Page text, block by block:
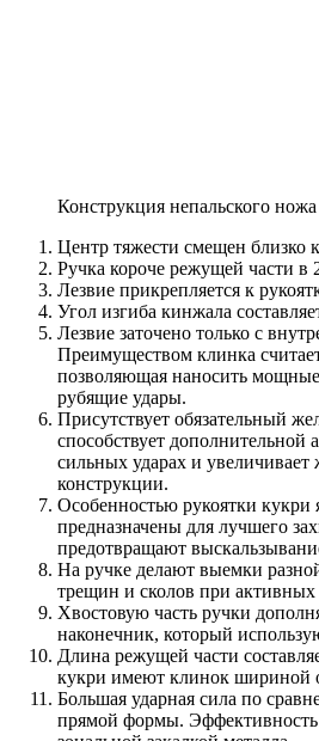
Конструкция непальского ножа
Центр тяжести смещен близко
Ручка короче режущей части в
Лезвие прикрепляется к
Угол изгиба кинжала
Лезвие заточено только с
Преимуществом клинка
позволяющая наносить
рубящие удары.
Присутствует обязательный
способствует дополнительной
сильных ударах и увеличивает
конструкции.
Особенностью рукоятки кукри
предназначены для лучшего
предотвращают
На ручке делают выемки
трещин и сколов при активных
Хвостовую часть ручки
наконечник, который
Длина режущей части
кукри имеют клинок шириной
Большая ударная сила по
прямой формы. Эффективность